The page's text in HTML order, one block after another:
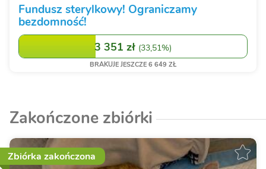
Fundusz sterylkowy! Ograniczamy
bezdomność!
3 351 zł (33,51%)
BRAKUJE JESZCZE 6 649 ZŁ
Zakończone zbiórki
Zbiórka zakończona